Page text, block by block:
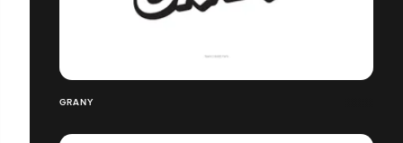
GRANY